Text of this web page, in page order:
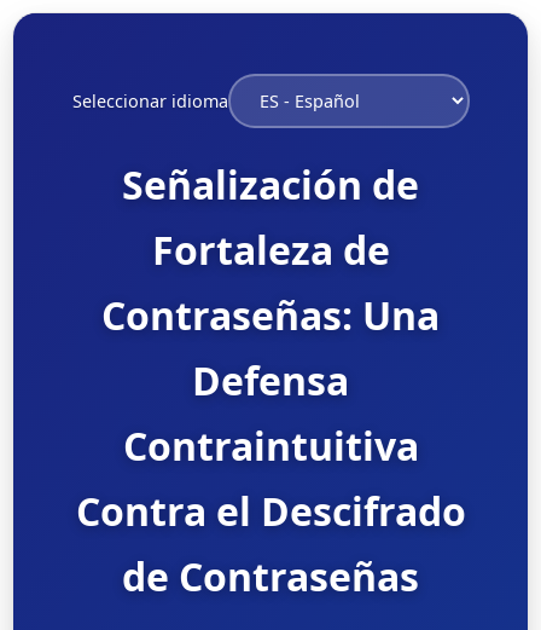
Seleccionar idioma
Señalización de
Fortaleza de
Contraseñas: Una
Defensa
Contraintuitiva
Contra el Descifrado
de Contraseñas